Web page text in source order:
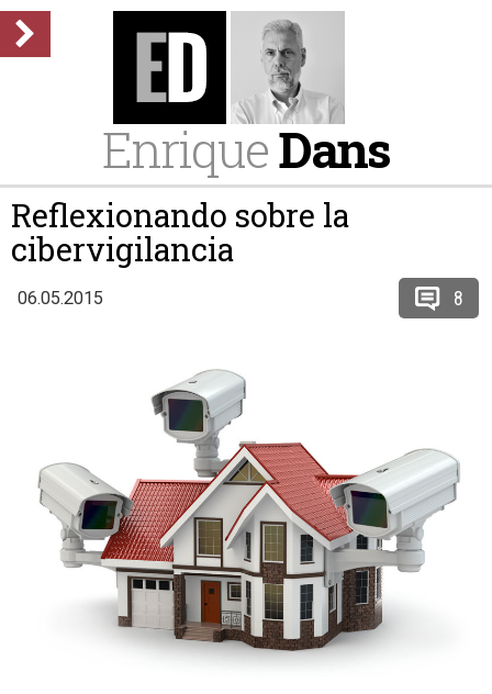
EnriqueDans
Reflexionando sobre la
cibervigilancia
06.05.2015 8